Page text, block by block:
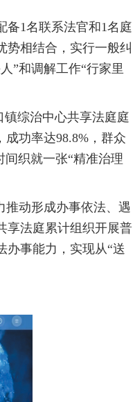
备1名联系法官和1名庭
势相结合，实行一般纠
”和调解工作“行家里
镇综治中心共享法庭庭
功率达98.8%，群众
织就一张“精准治理
推动形成办事依法、遇
享法庭累计组织开展普
办事能力，实现从“送